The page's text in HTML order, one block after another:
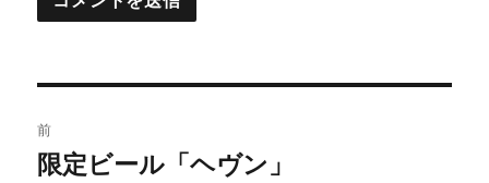
稿
前
過
限定ビール「ヘヴン」